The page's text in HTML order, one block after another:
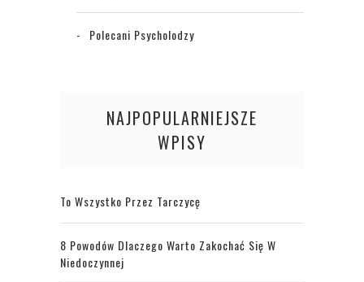
Polecani Psycholodzy
NAJPOPULARNIEJSZE
WPISY
To Wszystko Przez Tarczycę
8 Powodów Dlaczego Warto Zakochać Się W
Niedoczynnej